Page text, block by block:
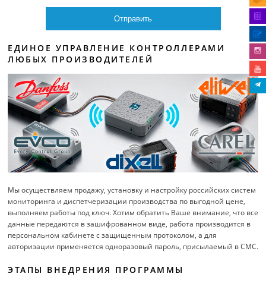
ЕДИНОЕ УПРАВЛЕНИЕ КОНТРОЛЛЕРАМИ
ЛЮБЫХ ПРОИЗВОДИТЕЛЕЙ
Мы осуществляем продажу, установку и настройку российских систем
мониторинга и диспетчеризации производства по выгодной цене,
выполняем работы под ключ. Хотим обратить Ваше внимание, что все
данные передаются в зашифрованном виде, работа производится в
персональном кабинете с защищенным протоколом, а для
авторизации применяется одноразовый пароль, присылаемый в СМС.
ЭТАПЫ ВНЕДРЕНИЯ ПРОГРАММЫ